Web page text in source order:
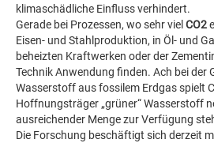
klimaschädliche Einfluss verhindert.
Gerade bei Prozessen, wo sehr viel CO2
Eisen- und Stahlproduktion, in Öl- und
beheizten Kraftwerken oder der
Technik Anwendung finden. Ach bei der
Wasserstoff aus fossilem Erdgas spielt
Hoffnungsträger „grüner“ Wasserstoff
ausreichender Menge zur Verfügung
Die Forschung beschäftigt sich derzeit